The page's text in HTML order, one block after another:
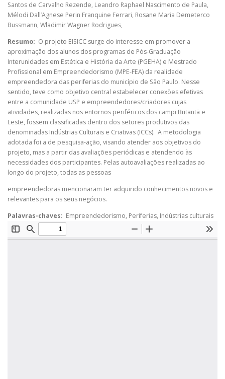
Santos de Carvalho Rezende, Leandro Raphael Nascimento de Paula,
Mélodi Dall’Agnese Perin Franquine Ferrari, Rosane Maria Demeterco
Bussmann, Wladimir Wagner Rodrigues,
Resumo: O projeto EISICC surge do interesse em promover a
aproximação dos alunos dos programas de Pós-Graduação
Interunidades em Estética e História da Arte (PGEHA) e Mestrado
Profissional em Empreendedorismo (MPE-FEA) da realidade
empreendedora das periferias do município de São Paulo. Nesse
sentido, teve como objetivo central estabelecer conexões efetivas
entre a comunidade USP e empreendedores/criadores cujas
atividades, realizadas nos entornos periféricos dos campi Butantã e
Leste, fossem classificadas dentro dos setores produtivos das
denominadas Indústrias Culturais e Criativas (ICCs). A metodologia
adotada foi a de pesquisa-ação, visando atender aos objetivos do
projeto, mas a partir das avaliações periódicas e atendendo às
necessidades dos participantes. Pelas autoavaliações realizadas ao
longo do projeto, todas as pessoas
empreendedoras mencionaram ter adquirido conhecimentos novos e
relevantes para os seus negócios.
Palavras-chaves: Empreendedorismo, Periferias, Indústrias culturais